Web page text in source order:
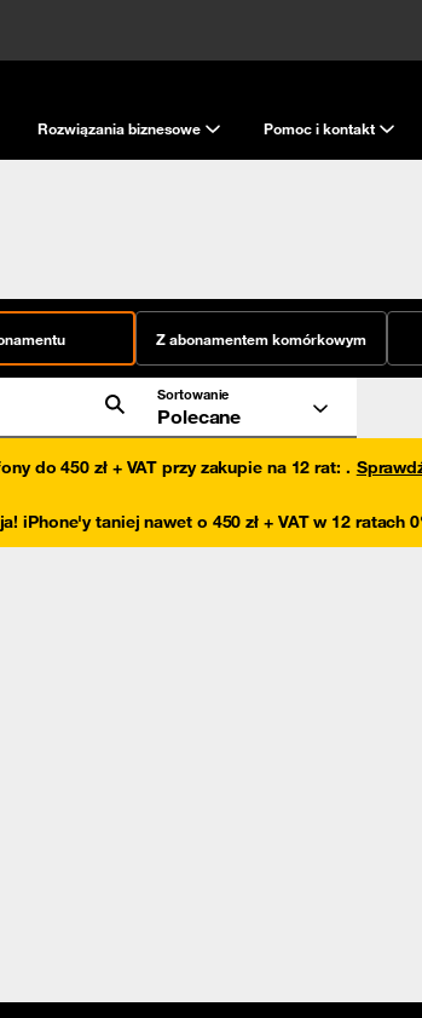
Rozwiązania biznesowe Pomoc i kontakt
Z abonamentem komórkowym
Sortowanie
Polecane
do 450 zł + VAT przy zakupie na 12 rat: .
iPhone'y taniej nawet o 450 zł + VAT w 12 ratach